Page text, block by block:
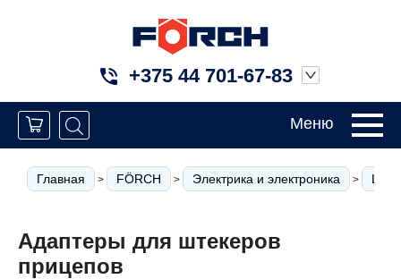
+375 44 701-67-83
Меню
Главная > FÖRCH > Электрика и электроника >
Адаптеры для штекеров
прицепов